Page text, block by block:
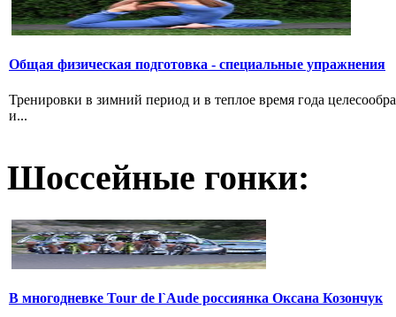
Общая физическая подготовка - специальные упражнения
Тренировки в зимний период и в теплое время года
и...
Шоссейные гонки:
В многодневке Tour de l`Aude россиянка Оксана Козончук